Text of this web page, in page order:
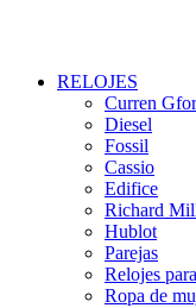
RELOJES
Curren
Diesel
Fossil
Cassio
Edifice
Richard
Hublot
Parejas
Relojes
Ropa de